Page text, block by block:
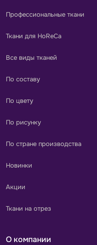
Профессиональные ткани
Ткани для HoReCa
Все виды тканей
По составу
По цвету
По рисунку
По стране производства
Новинки
Акции
Ткани на отрез
О компании